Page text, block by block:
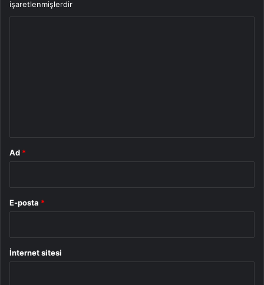
işaretlenmişlerdir
Ad *
E-posta *
İnternet sitesi